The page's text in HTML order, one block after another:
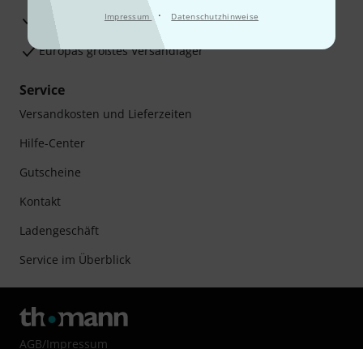
Impressum · Datenschutzhinweise
Zufriedenheitsgarantie
Europas größtes Versandlager
Service
Versandkosten und Lieferzeiten
Hilfe-Center
Gutscheine
Kontakt
Ladengeschäft
Service im Überblick
AGB/Impressum